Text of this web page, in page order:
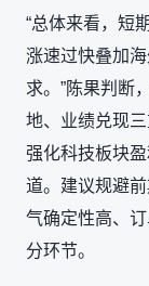
“总体来看，短
涨速过快叠加
求。”陈果判断
地、业绩兑现
强化科技板块
道。建议规避
气确定性高、
分环节。